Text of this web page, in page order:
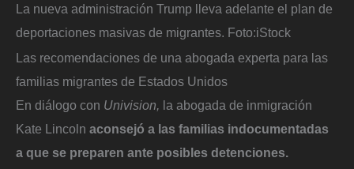
La nueva administración Trump lleva adelante el plan de
deportaciones masivas de migrantes. Foto:iStock
Las recomendaciones de una abogada experta para las
familias migrantes de Estados Unidos
En diálogo con Univision, la abogada de inmigración
Kate Lincoln aconsejó a las familias indocumentadas
a que se preparen ante posibles detenciones.